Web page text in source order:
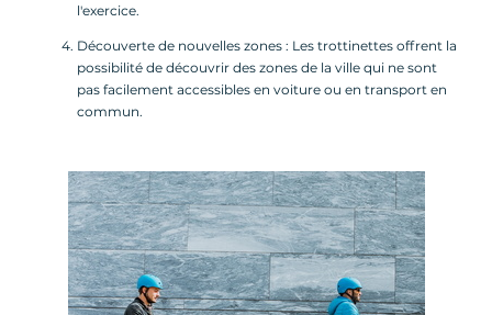
l'exercice.
Découverte de nouvelles zones : Les trottinettes offrent la
possibilité de découvrir des zones de la ville qui ne sont
pas facilement accessibles en voiture ou en transport en
commun.